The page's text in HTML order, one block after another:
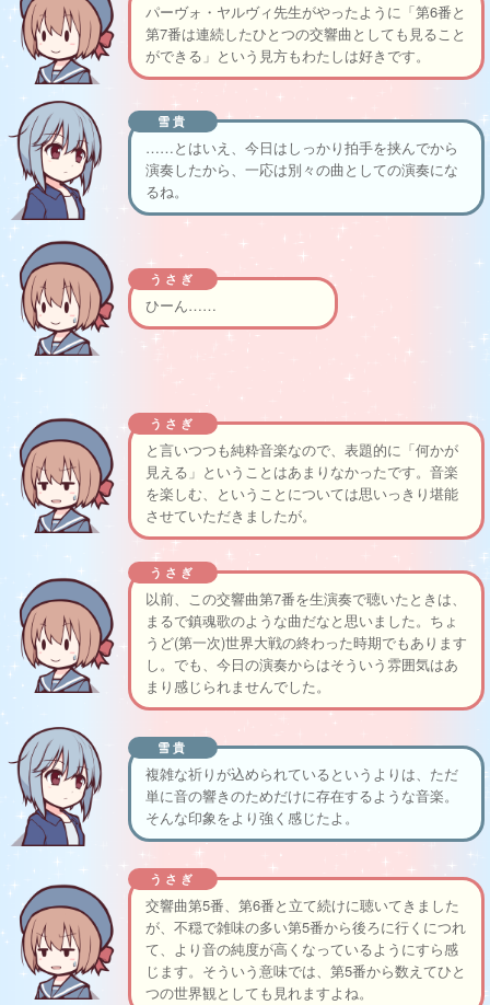
パーヴォ・ヤルヴィ先生がやったように「第6番と
第7番は連続したひとつの交響曲としても見ること
ができる」という見方もわたしは好きです。
雪貴
……とはいえ、今日はしっかり拍手を挟んでから
演奏したから、一応は別々の曲としての演奏にな
るね。
うさぎ
ひーん……
うさぎ
と言いつつも純粋音楽なので、表題的に「何かが
見える」ということはあまりなかったです。音楽
を楽しむ、ということについては思いっきり堪能
させていただきましたが。
うさぎ
以前、この交響曲第7番を生演奏で聴いたときは、
まるで鎮魂歌のような曲だなと思いました。ちょ
うど(第一次)世界大戦の終わった時期でもあります
し。でも、今日の演奏からはそういう雰囲気はあ
まり感じられませんでした。
雪貴
複雑な祈りが込められているというよりは、ただ
単に音の響きのためだけに存在するような音楽。
そんな印象をより強く感じたよ。
うさぎ
交響曲第5番、第6番と立て続けに聴いてきました
が、不穏で雑味の多い第5番から後ろに行くにつれ
て、より音の純度が高くなっているようにすら感
じます。そういう意味では、第5番から数えてひと
つの世界観としても見れますよね。